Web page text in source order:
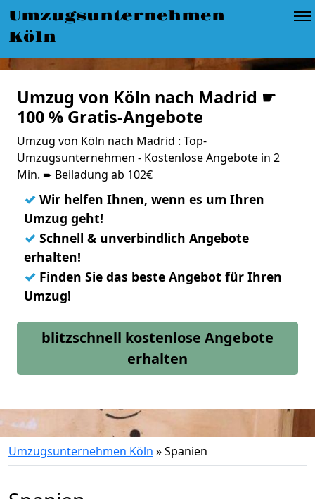
Umzugsunternehmen
Köln
Umzug von Köln nach Madrid ☛
100 % Gratis-Angebote
Umzug von Köln nach Madrid : Top-
Umzugsunternehmen - Kostenlose Angebote in 2
Min. ➨ Beiladung ab 102€
✓ Wir helfen Ihnen, wenn es um Ihren
Umzug geht!
✓ Schnell & unverbindlich Angebote
erhalten!
✓ Finden Sie das beste Angebot für Ihren
Umzug!
blitzschnell kostenlose Angebote
erhalten
Umzugsunternehmen Köln »Spanien